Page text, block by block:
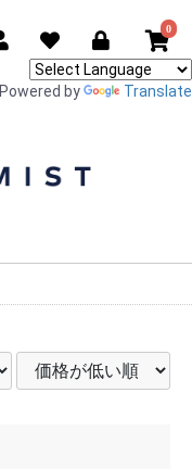
0
Powered by Translate